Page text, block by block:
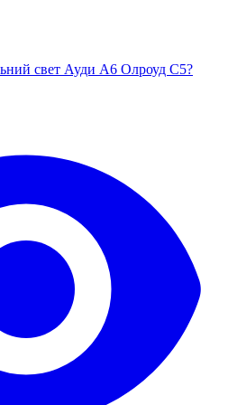
свет Ауди А6 Олроуд С5?